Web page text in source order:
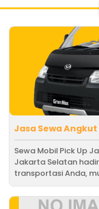
Jasa Sewa
Sewa Mobil Pick Up
Jakarta Selatan
transportasi Anda,